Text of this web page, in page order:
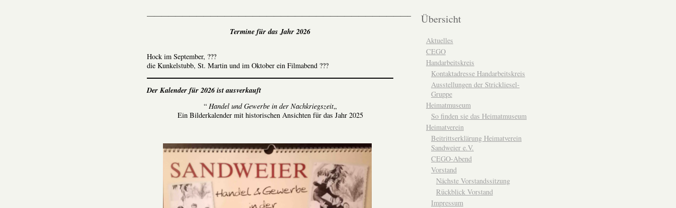
—————————————————————————————————————–
Termine für das Jahr 2026
Hock im September, ???
die Kunkelstubb, St. Martin und im Oktober ein Filmabend ???
Der Kalender für 2026 ist ausverkauft
“ Handel und Gewerbe in der Nachkriegszeit„
Ein Bilderkalender mit historischen Ansichten für das Jahr 2025
Übersicht
Aktuelles
CEGO
Handarbeitskreis
Kontaktadresse Handarbeitskreis
Ausstellungen der Strickliesel-
Gruppe
Heimatmuseum
So finden sie das Heimatmuseum
Heimatverein
Beitrittserklärung Heimatverein
Sandweier e.V.
CEGO-Abend
Vorstand
Nächste Vorstandssitzung
Rückblick Vorstand
Impressum